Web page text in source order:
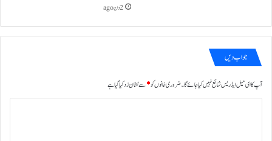
2 دن ago
جواب دیں
آپ کا ای میل ایڈریس شائع نہیں کیا جائے گا۔ضروری خانوں کو*سے نشان زد کیا گیا ہے